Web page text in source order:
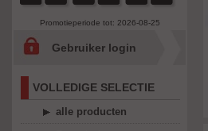
Promotieperiode tot: 2026-08-25
Gebruiker login
VOLLEDIGE SELECTIE
alle producten